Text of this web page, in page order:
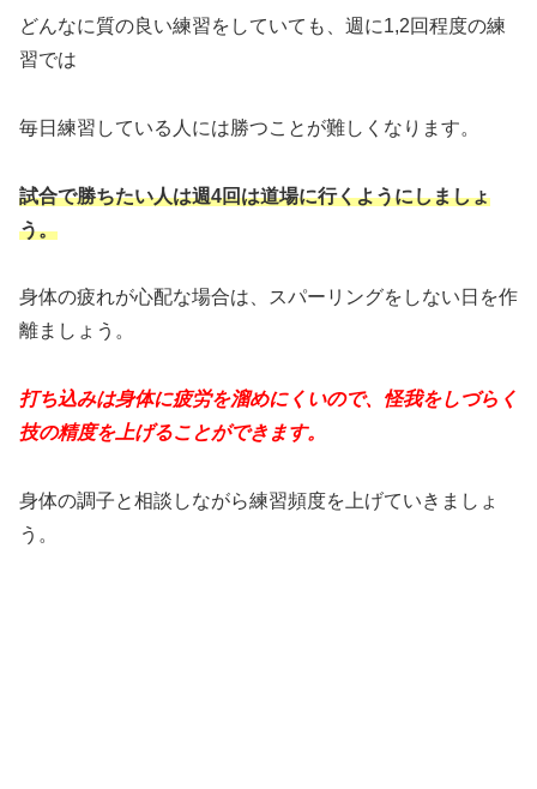
どんなに質の良い練習をしていても、週に1,2回程度の練
習では
毎日練習している人には勝つことが難しくなります。
試合で勝ちたい人は週4回は道場に行くようにしましょ
う。
身体の疲れが心配な場合は、スパーリングをしない日を作
離ましょう。
打ち込みは身体に疲労を溜めにくいので、怪我をしづらく
技の精度を上げることができます。
身体の調子と相談しながら練習頻度を上げていきましょ
う。